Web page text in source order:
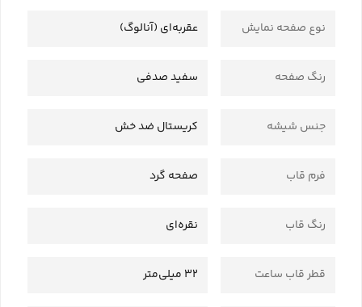
نوع صفحه نمایش عقربه‌ای (آنالوگ)
رنگ صفحه سفید صدفی
جنس شیشه کریستال ضد خش
فرم قاب صفحه گرد
رنگ قاب نقره‌ای
قطر قاب ساعت 32 میلی‌متر